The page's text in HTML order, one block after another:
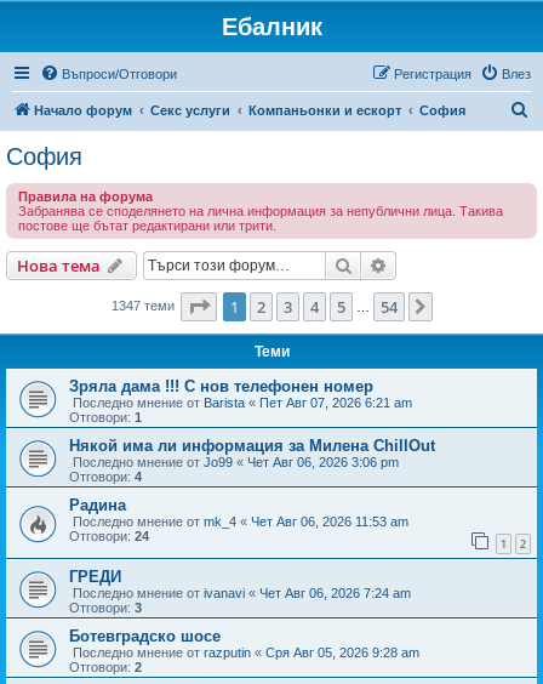
Ебалник
Въпроси/Отговори Влез
Регистрация
Начало форум Секс услуги Компаньонки и ескорт София
София
Правила на форума
Забранява се споделянето на лична информация за непублични лица. Такива
постове ще бътат редактирани или трити.
Нова тема Търсене
1347 теми Страница от 54
1 2 3 4 5 54
Теми
Зряла дама !!! С нов телефонен номер
Последно мнение от Barista « Пет Авг 07, 2026 6:21 am
Отговори: 1
Някой има ли информация за Милена ChillOut
Последно мнение от Jo99 « Чет Авг 06, 2026 3:06 pm
Отговори: 4
Радина
Последно мнение от mk_4 « Чет Авг 06, 2026 11:53 am
Отговори: 24 1 2
ГРЕДИ
Последно мнение от ivanavi « Чет Авг 06, 2026 7:24 am
Отговори: 3
Ботевградско шосе
Последно мнение от razputin « Сря Авг 05, 2026 9:28 am
Отговори: 2